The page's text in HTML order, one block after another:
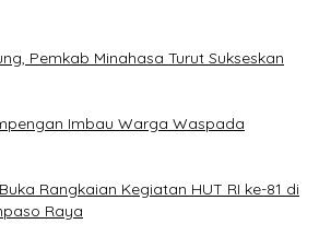
Pemkab Minahasa Turut Sukseskan
Imbau Warga Waspada
Rangkaian Kegiatan HUT RI ke-81 di
Raya